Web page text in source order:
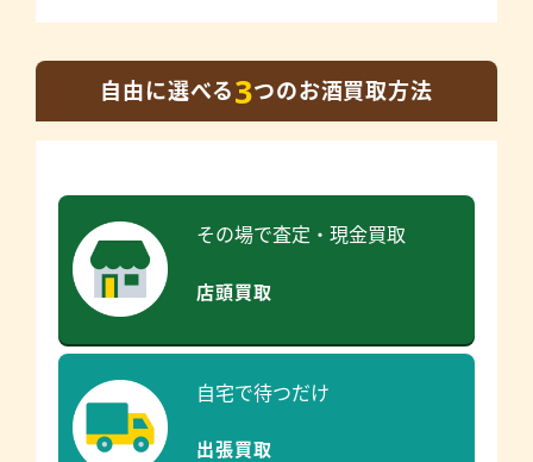
自由に選べる3つのお酒買取方法
その場で査定・現金買取
店頭買取
自宅で待つだけ
出張買取